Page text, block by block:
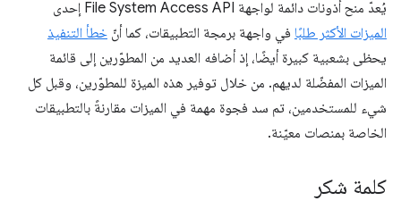
يُعدّ منح أذونات دائمة لواجهة File System Access API إحدى
الميزات الأكثر طلبًا في واجهة برمجة التطبيقات، كما أنّ خطأ التنفيذ
يحظى بشعبية كبيرة أيضًا، إذ أضافه العديد من المطوّرين إلى قائمة
الميزات المفضّلة لديهم. من خلال توفير هذه الميزة للمطوّرين، وقبل كل
شيء للمستخدمين، تم سد فجوة مهمة في الميزات مقارنةً بالتطبيقات
الخاصة بمنصات معيّنة.
كلمة شكر